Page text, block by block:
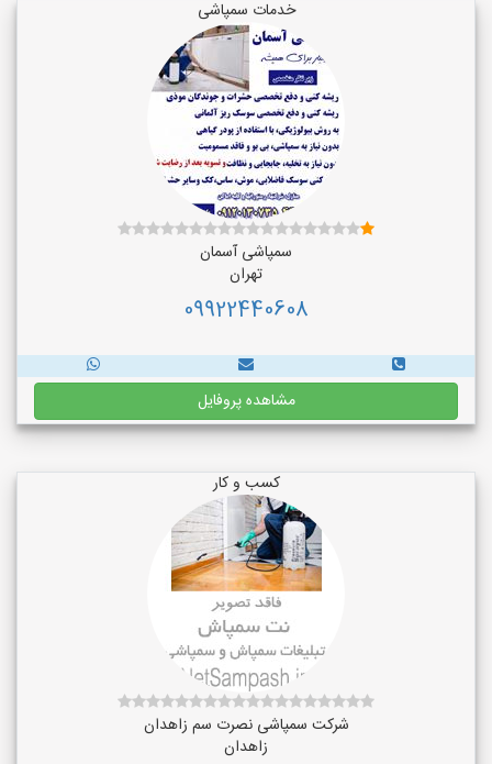
خدمات سمپاشی
سمپاشی آسمان
تهران
09922440608
مشاهده پروفایل
کسب و کار
شرکت سمپاشی نصرت سم زاهدان
زاهدان